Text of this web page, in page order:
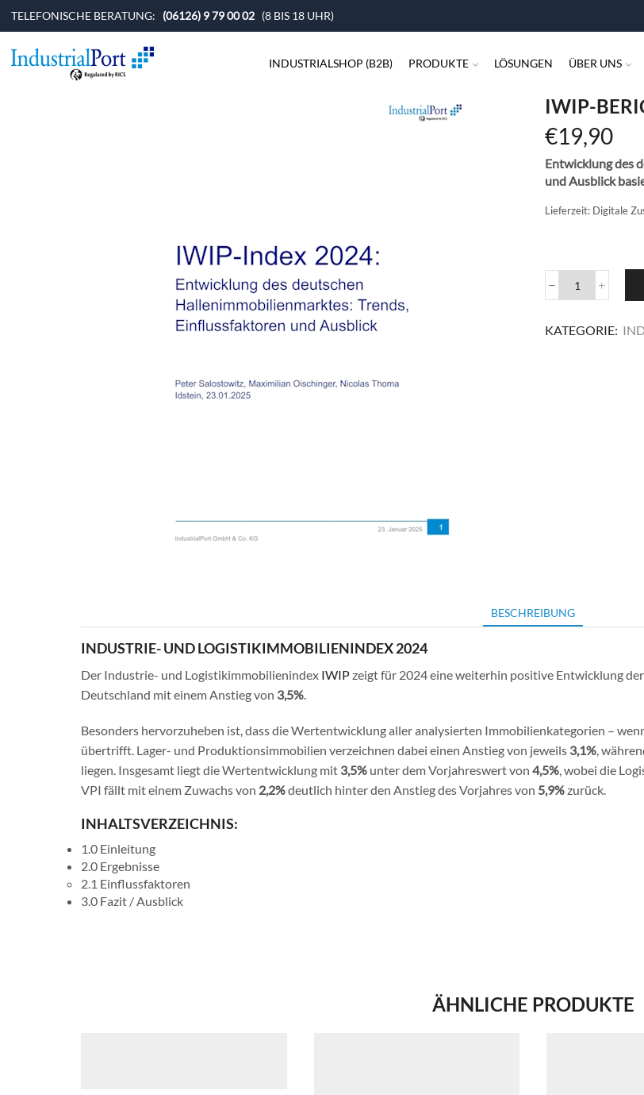
TELEFONISCHE BERATUNG: (06126) 9 79 00 02 (8 BIS 18 UHR)
INDUSTRIALSHOP (B2B) PRODUKTE LÖSUNGEN ÜBER UNS
IWIP-
€19,90
Entwicklung des
und Ausblick
Lieferzeit: Digitale
IWIP-
2024
Menge
KATEGORIE:
BESCHREIBUNG
INDUSTRIE- UND LOGISTIKIMMOBILIENINDEX 2024
Der Industrie- und Logistikimmobilienindex IWIPzeigt für 2024 eine weiterhin positive Entwicklung
Deutschland mit einem Anstieg von 3,5%
Besonders hervorzuheben ist, dass die Wertentwicklung aller analysierten Immobilienkategorien –
übertrifft. Lager- und Produktionsimmobilien verzeichnen dabei einen Anstieg von jeweils 3,1% ,
liegen. Insgesamt liegt die Wertentwicklung mit 3,5% unter dem Vorjahreswert von 4,5% , wobei die
VPI fällt mit einem Zuwachs von 2,2%deutlich hinter den Anstieg des Vorjahres von 5,9%zurück.
INHALTSVERZEICHNIS:
1.0 Einleitung
2.0 Ergebnisse
2.1 Einflussfaktoren
3.0 Fazit / Ausblick
ÄHNLICHE PRODUKTE